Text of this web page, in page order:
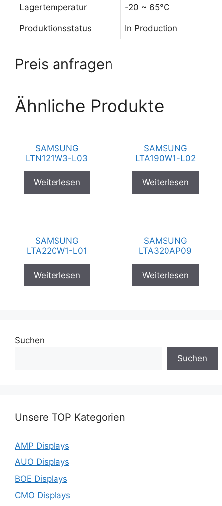
Lagertemperatur -20 ~ 65°C
Produktionsstatus In Production
Preis anfragen
Ähnliche Produkte
SAMSUNG
LTN121W3-L03
Weiterlesen
SAMSUNG
LTA190W1-L02
Weiterlesen
SAMSUNG
LTA220W1-L01
Weiterlesen
SAMSUNG
LTA320AP09
Weiterlesen
Suchen
Suchen
Unsere TOP Kategorien
AMP Displays
AUO Displays
BOE Displays
CMO Displays